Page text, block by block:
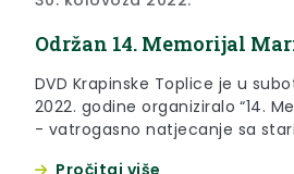
Održan 14. Memorijal
DVD Krapinske Toplice je u
2022. godine organiziralo “14.
- vatrogasno natjecanje sa